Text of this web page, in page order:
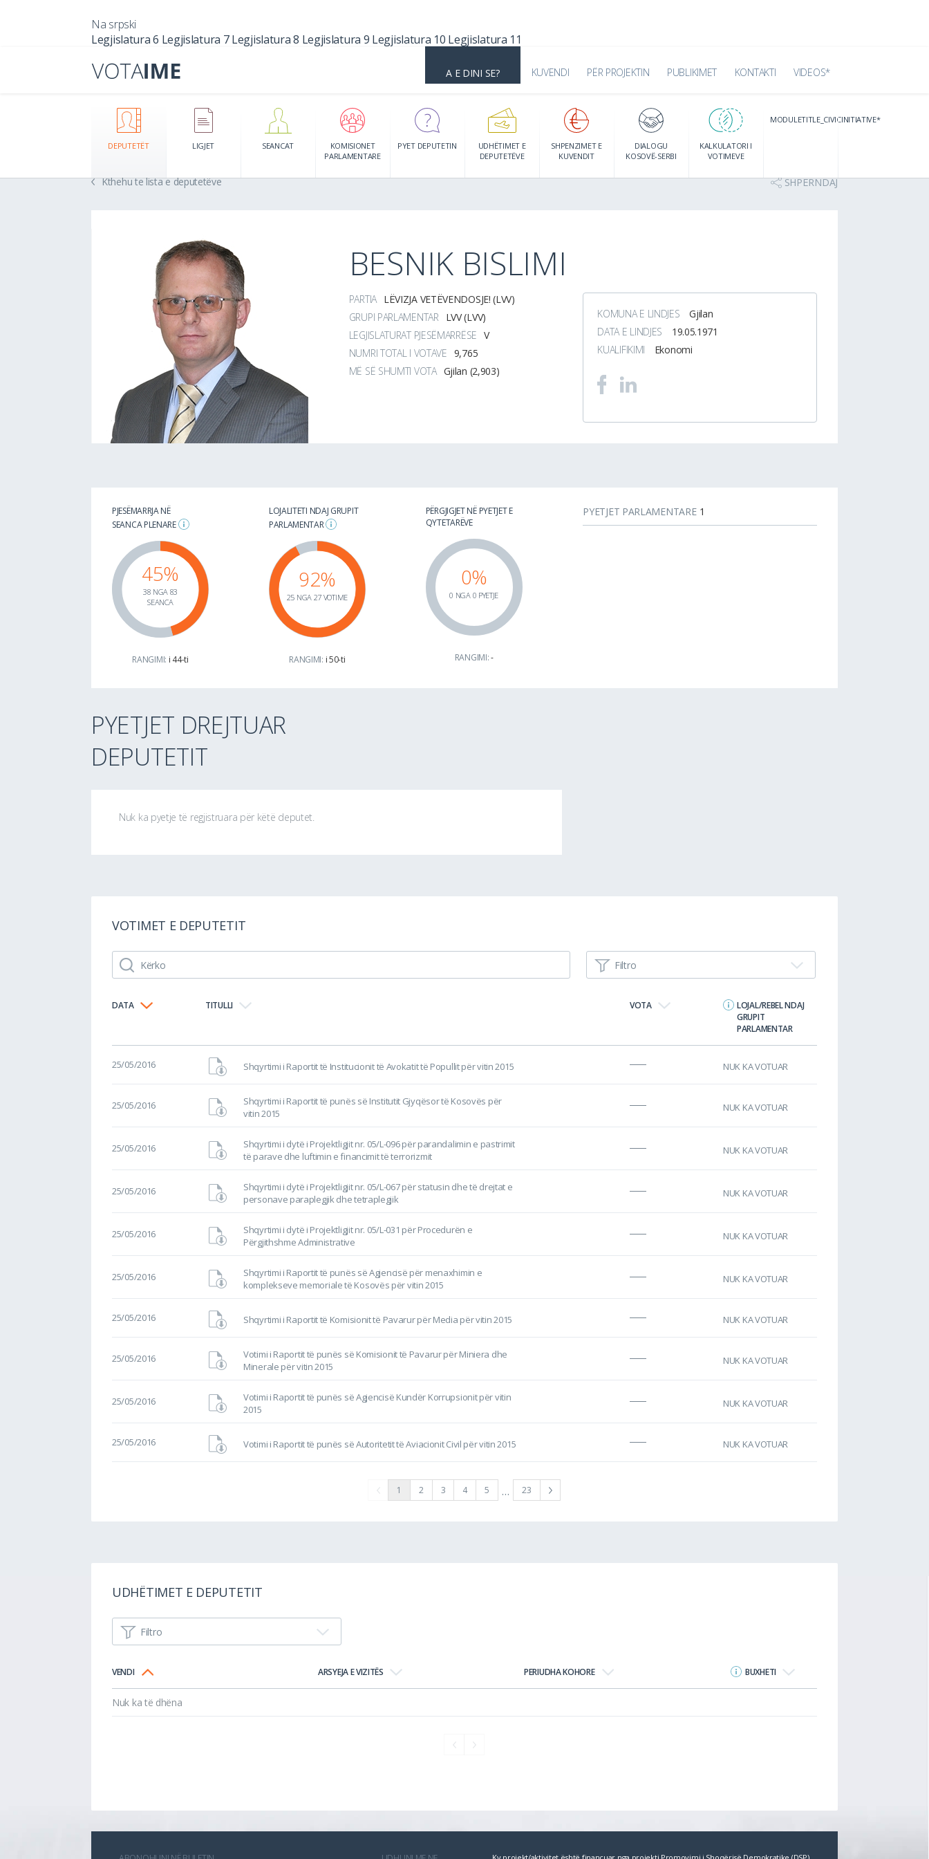
Na srpski
Legjislatura 6 Legjislatura 7 Legjislatura 8 Legjislatura 9 Legjislatura 10 Legjislatura 11
A E DINI SE? KUVENDI PËR PROJEKTIN PUBLIKIMET KONTAKTI VIDEOS*
DEPUTETËT LIGJET SEANCAT
KOMISIONET
PARLAMENTARE
PYET DEPUTETIN
UDHËTIMET E
DEPUTETËVE
SHPENZIMET E
KUVENDIT
DIALOGU
KOSOVË-SERBI
KALKULATORI I
VOTIMEVE
MODULETITLE_CIVICINITIATIVE*
Kthehu te lista e deputetëve SHPËRNDAJ
BESNIK BISLIMI
PARTIA LËVIZJA VETËVENDOSJE! (LVV)
GRUPI PARLAMENTAR
LVV (LVV)
LEGJISLATURAT PJESËMARRËSE V
NUMRI TOTAL I VOTAVE 9,765
MË SË SHUMTI VOTA Gjilan (2,903)
KOMUNA E LINDJES
Gjilan
DATA E LINDJES
19.05.1971
KUALIFIKIMI
Ekonomi
PJESËMARRJA NË
SEANCA PLENARE
45%
38 NGA 83
SEANCA
RANGIMI: i 44-ti
LOJALITETI NDAJ GRUPIT
PARLAMENTAR
92%
25 NGA 27 VOTIME
RANGIMI: i 50-ti
PËRGJIGJET NË PYETJET E
QYTETARËVE
0%
0 NGA 0 PYETJE
RANGIMI:-
PYETJET PARLAMENTARE 1
PYETJET DREJTUAR
DEPUTETIT
Nuk ka pyetje të regjistruara për këtë deputet.
VOTIMET E DEPUTETIT
Filtro
DATA TITULLI VOTA
LOJAL/REBEL NDAJ
GRUPIT
PARLAMENTAR
25/05/2016 Shqyrtimi i Raportit të Institucionit të Avokatit të Popullit për vitin 2015 NUK KA VOTUAR
25/05/2016
Shqyrtimi i Raportit të punës së Institutit Gjyqësor të Kosovës për
vitin 2015
NUK KA VOTUAR
25/05/2016
Shqyrtimi i dytë i Projektligjit nr. 05/L-096 për parandalimin e pastrimit
të parave dhe luftimin e financimit të terrorizmit
NUK KA VOTUAR
25/05/2016
Shqyrtimi i dytë i Projektligjit nr. 05/L-067 për statusin dhe të drejtat e
personave paraplegjik dhe tetraplegjik
NUK KA VOTUAR
25/05/2016
Shqyrtimi i dytë i Projektligjit nr. 05/L-031 për Procedurën e
Përgjithshme Administrative
NUK KA VOTUAR
25/05/2016
Shqyrtimi i Raportit të punës së Agjencisë për menaxhimin e
komplekseve memoriale të Kosovës për vitin 2015
NUK KA VOTUAR
25/05/2016 Shqyrtimi i Raportit të Komisionit të Pavarur për Media për vitin 2015 NUK KA VOTUAR
25/05/2016
Votimi i Raportit të punës së Komisionit të Pavarur për Miniera dhe
Minerale për vitin 2015
NUK KA VOTUAR
25/05/2016
Votimi i Raportit të punës së Agjencisë Kundër Korrupsionit për vitin
2015
NUK KA VOTUAR
25/05/2016 Votimi i Raportit të punës së Autoritetit të Aviacionit Civil për vitin 2015 NUK KA VOTUAR
1 2 3 4 5 … 23
UDHËTIMET E DEPUTETIT
Filtro
VENDI ARSYEJA E VIZITËS PERIUDHA KOHORE BUXHETI
Nuk ka të dhëna